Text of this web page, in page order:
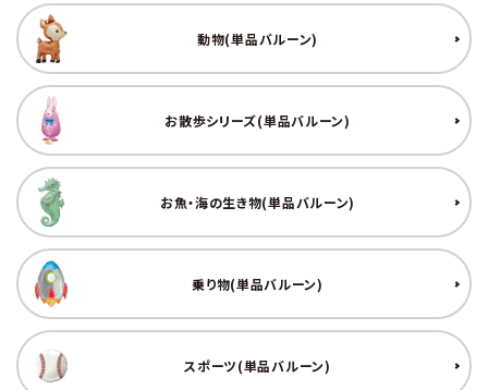
動物(単品バルーン)
お散歩シリーズ(単品バルーン)
お魚・海の生き物(単品バルーン)
乗り物(単品バルーン)
スポーツ(単品バルーン)